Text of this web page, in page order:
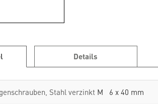
Details
Stahl verzinktM 6 x 40 mm